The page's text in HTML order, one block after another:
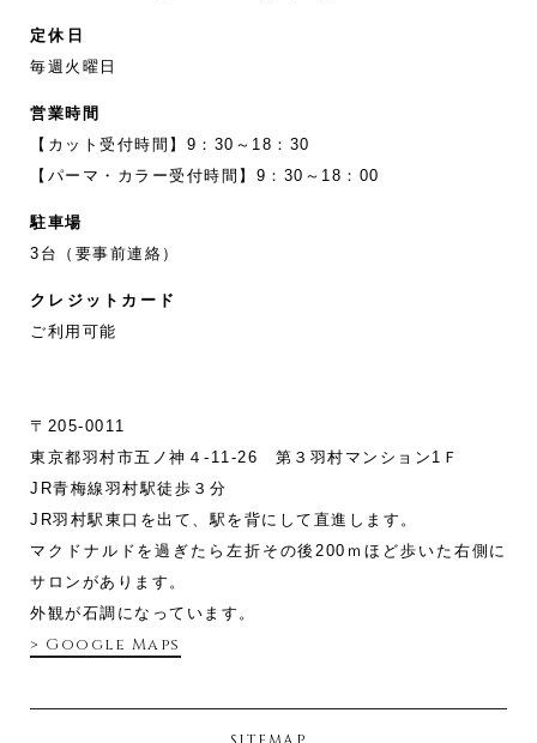
定休日
毎週火曜日
営業時間
【カット受付時間】9：30～18：30
【パーマ・カラー受付時間】9：30～18：00
駐車場
3台（要事前連絡）
クレジットカード
ご利用可能
〒205-0011
東京都羽村市五ノ神４-11‐26 第３羽村マンション1Ｆ
JR青梅線羽村駅徒歩３分
JR羽村駅東口を出て、駅を背にして直進します。
マクドナルドを過ぎたら左折その後200ｍほど歩いた右側に
サロンがあります。
外観が石調になっています。
> Google Maps